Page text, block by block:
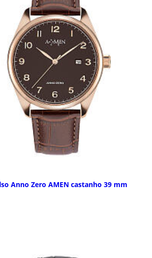
Anno Zero AMEN castanho 39 mm